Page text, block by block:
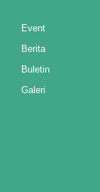
Panel
Panel
Panel
Event
Berita
Buletin
Galeri